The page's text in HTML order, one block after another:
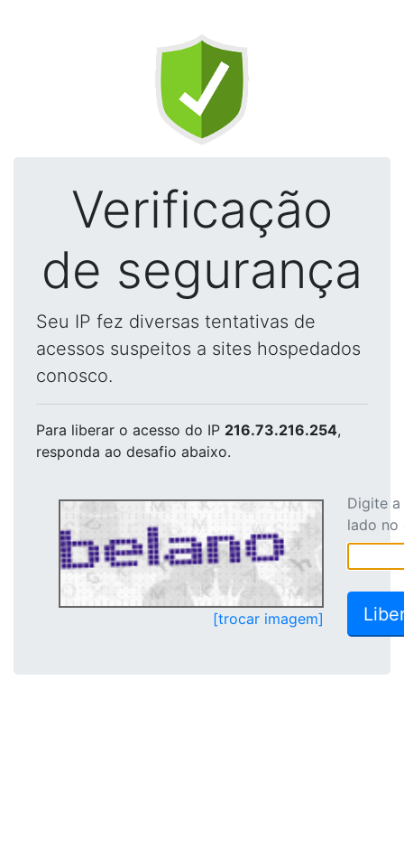
Verificação
de segurança
Seu IP fez diversas tentativas de
acessos suspeitos a sites hospedados
conosco.
Para liberar o acesso do IP 216.73.216.254,
responda ao desafio abaixo.
[trocar imagem]
Digite
lado no